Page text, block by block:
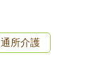
通所介護